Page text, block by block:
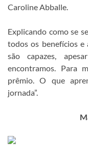
Caroline Abballe.
Explicando como se
todos os benefícios e
são capazes,
encontramos. Para
prêmio. O que
jornada”.